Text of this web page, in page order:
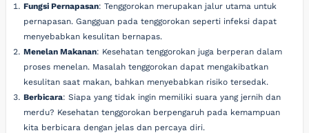
Fungsi Pernapasan: Tenggorokan merupakan jalur utama untuk
pernapasan. Gangguan pada tenggorokan seperti infeksi dapat
menyebabkan kesulitan bernapas.
Menelan Makanan: Kesehatan tenggorokan juga berperan dalam
proses menelan. Masalah tenggorokan dapat mengakibatkan
kesulitan saat makan, bahkan menyebabkan risiko tersedak.
Berbicara: Siapa yang tidak ingin memiliki suara yang jernih dan
merdu? Kesehatan tenggorokan berpengaruh pada kemampuan
kita berbicara dengan jelas dan percaya diri.